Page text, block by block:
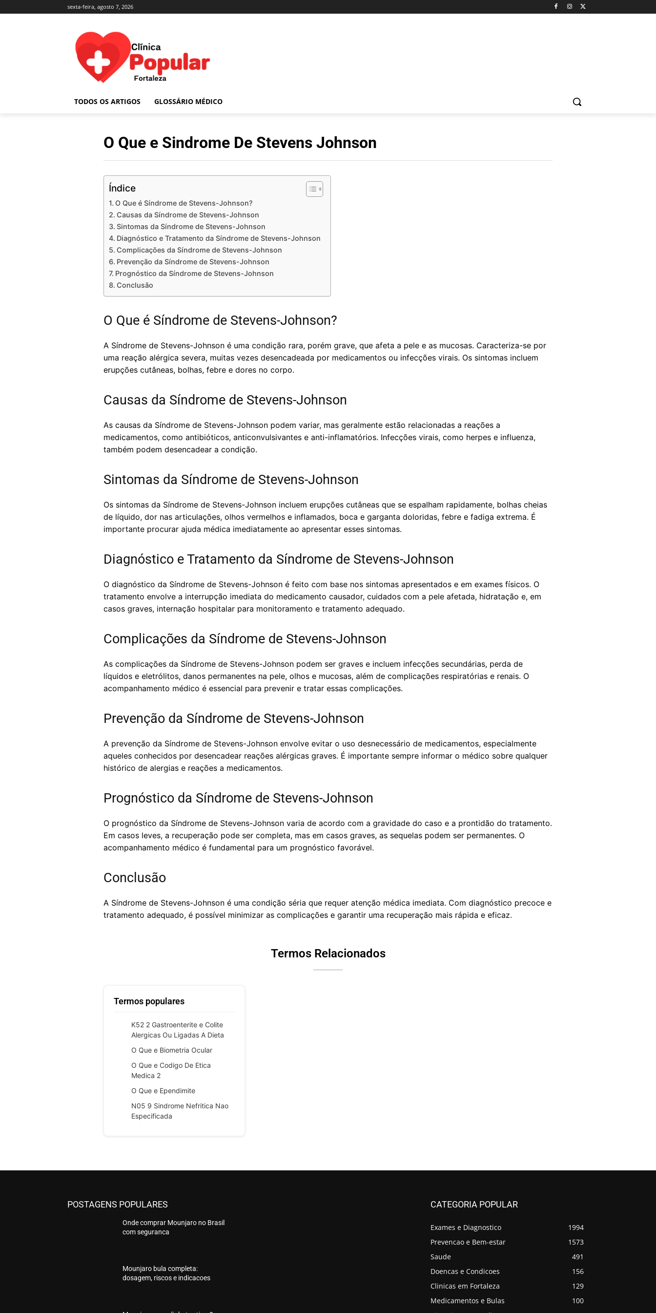
sexta-feira, agosto 7, 2026
TODOS OS ARTIGOS GLOSSÁRIO MÉDICO
O Que e Sindrome De Stevens Johnson
Índice
O Que é Síndrome de Stevens-Johnson?
Causas da Síndrome de Stevens-Johnson
Sintomas da Síndrome de Stevens-Johnson
Diagnóstico e Tratamento da Síndrome de Stevens-Johnson
Complicações da Síndrome de Stevens-Johnson
Prevenção da Síndrome de Stevens-Johnson
Prognóstico da Síndrome de Stevens-Johnson
Conclusão
O Que é Síndrome de Stevens-Johnson?
A Síndrome de Stevens-Johnson é uma condição rara, porém grave, que afeta a pele e as mucosas. Caracteriza-se por
uma reação alérgica severa, muitas vezes desencadeada por medicamentos ou infecções virais. Os sintomas incluem
erupções cutâneas, bolhas, febre e dores no corpo.
Causas da Síndrome de Stevens-Johnson
As causas da Síndrome de Stevens-Johnson podem variar, mas geralmente estão relacionadas a reações a
medicamentos, como antibióticos, anticonvulsivantes e anti-inflamatórios. Infecções virais, como herpes e influenza,
também podem desencadear a condição.
Sintomas da Síndrome de Stevens-Johnson
Os sintomas da Síndrome de Stevens-Johnson incluem erupções cutâneas que se espalham rapidamente, bolhas cheias
de líquido, dor nas articulações, olhos vermelhos e inflamados, boca e garganta doloridas, febre e fadiga extrema. É
importante procurar ajuda médica imediatamente ao apresentar esses sintomas.
Diagnóstico e Tratamento da Síndrome de Stevens-Johnson
O diagnóstico da Síndrome de Stevens-Johnson é feito com base nos sintomas apresentados e em exames físicos. O
tratamento envolve a interrupção imediata do medicamento causador, cuidados com a pele afetada, hidratação e, em
casos graves, internação hospitalar para monitoramento e tratamento adequado.
Complicações da Síndrome de Stevens-Johnson
As complicações da Síndrome de Stevens-Johnson podem ser graves e incluem infecções secundárias, perda de
líquidos e eletrólitos, danos permanentes na pele, olhos e mucosas, além de complicações respiratórias e renais. O
acompanhamento médico é essencial para prevenir e tratar essas complicações.
Prevenção da Síndrome de Stevens-Johnson
A prevenção da Síndrome de Stevens-Johnson envolve evitar o uso desnecessário de medicamentos, especialmente
aqueles conhecidos por desencadear reações alérgicas graves. É importante sempre informar o médico sobre qualquer
histórico de alergias e reações a medicamentos.
Prognóstico da Síndrome de Stevens-Johnson
O prognóstico da Síndrome de Stevens-Johnson varia de acordo com a gravidade do caso e a prontidão do tratamento.
Em casos leves, a recuperação pode ser completa, mas em casos graves, as sequelas podem ser permanentes. O
acompanhamento médico é fundamental para um prognóstico favorável.
Conclusão
A Síndrome de Stevens-Johnson é uma condição séria que requer atenção médica imediata. Com diagnóstico precoce e
tratamento adequado, é possível minimizar as complicações e garantir uma recuperação mais rápida e eficaz.
Termos Relacionados
Termos populares
K52 2 Gastroenterite e Colite
Alergicas Ou Ligadas A Dieta
O Que e Biometria Ocular
O Que e Codigo De Etica
Medica 2
O Que e Ependimite
N05 9 Sindrome Nefritica Nao
Especificada
POSTAGENS POPULARES
Onde comprar Mounjaro no Brasil
com seguranca
Mounjaro bula completa:
dosagem, riscos e indicacoes
CATEGORIA POPULAR
Exames e Diagnostico
1994
Prevencao e Bem-estar
1573
Saude
491
Doencas e Condicoes
156
Clinicas em Fortaleza
129
Medicamentos e Bulas
100